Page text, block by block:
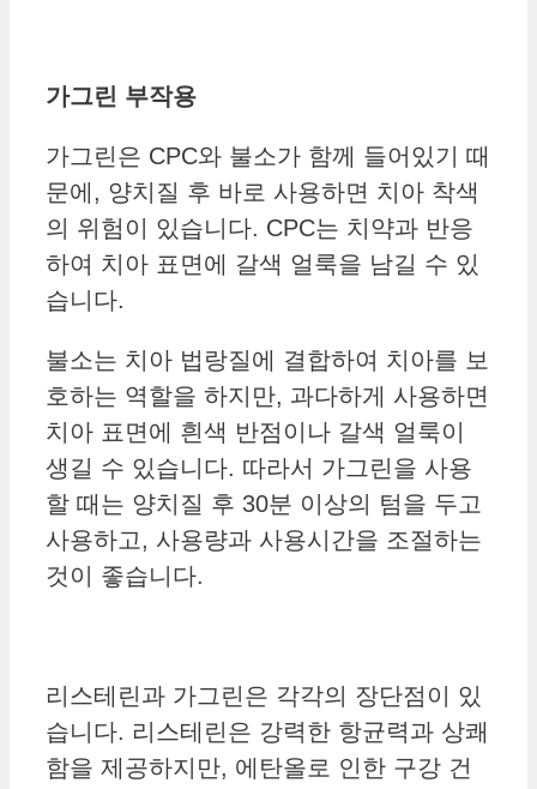
가그린 부작용
가그린은 CPC와 불소가 함께 들어있기 때
문에, 양치질 후 바로 사용하면 치아 착색
의 위험이 있습니다. CPC는 치약과 반응
하여 치아 표면에 갈색 얼룩을 남길 수 있
습니다.
불소는 치아 법랑질에 결합하여 치아를 보
호하는 역할을 하지만, 과다하게 사용하면
치아 표면에 흰색 반점이나 갈색 얼룩이
생길 수 있습니다. 따라서 가그린을 사용
할 때는 양치질 후 30분 이상의 텀을 두고
사용하고, 사용량과 사용시간을 조절하는
것이 좋습니다.
리스테린과 가그린은 각각의 장단점이 있
습니다. 리스테린은 강력한 항균력과 상쾌
함을 제공하지만, 에탄올로 인한 구강 건